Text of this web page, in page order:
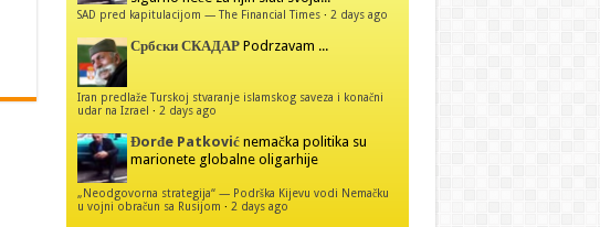
SAD pred kapitulacijom — The Financial Times· 2 days ago
Србски СКАДАР Podrzavam ...
Iran predlaže Turskoj stvaranje islamskog saveza i konačni
udar na Izrael · 2 days ago
Đorđe Patković nemačka politika su
marionete globalne oligarhije
„Neodgovorna strategija“ — Podrška Kijevu vodi Nemačku
u vojni obračun sa Rusijom · 2 days ago